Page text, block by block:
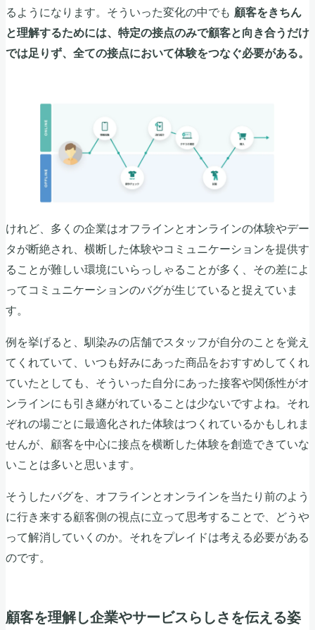
るようになります。そういった変化の中でも 顧客をきちん
と理解するためには、特定の接点のみで顧客と向き合うだけ
では足りず、全ての接点において体験をつなぐ必要がある。
けれど、多くの企業はオフラインとオンラインの体験やデー
タが断絶され、横断した体験やコミュニケーションを提供す
ることが難しい環境にいらっしゃることが多く、その差によ
ってコミュニケーションのバグが生じていると捉えていま
す。
例を挙げると、馴染みの店舗でスタッフが自分のことを覚え
てくれていて、いつも好みにあった商品をおすすめしてくれ
ていたとしても、そういった自分にあった接客や関係性がオ
ンラインにも引き継がれていることは少ないですよね。それ
ぞれの場ごとに最適化された体験はつくれているかもしれま
せんが、顧客を中心に接点を横断した体験を創造できていな
いことは多いと思います。
そうしたバグを、オフラインとオンラインを当たり前のよう
に行き来する顧客側の視点に立って思考することで、どうや
って解消していくのか。それをプレイドは考える必要がある
のです。
顧客を理解し企業やサービスらしさを伝える姿